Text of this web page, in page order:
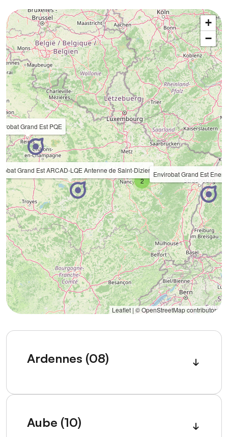
2
Grand Est PQE
Grand Est ARCAD-LQE Antenne de Saint-Dizier Envirobat Grand Est
+
−
Leaflet | ©OpenStreetMapcontributors
Ardennes (08)
Aube (10)